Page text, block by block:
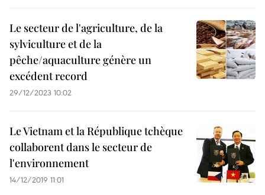
Le secteur de l'agriculture, de la
sylviculture et de la
pêche/aquaculture génère un
excédent record
29/12/2023 10:02
Le Vietnam et la République tchèque
collaborent dans le secteur de
l'environnement
14/12/2019 11:01